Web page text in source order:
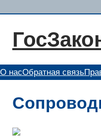
содержимому
О насОбратная связь